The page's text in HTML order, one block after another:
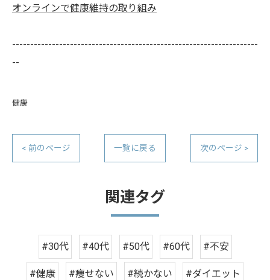
オンラインで健康維持の取り組み
--------------------------------------------------------------------
--
健康
< 前のページ 一覧に戻る 次のページ >
関連タグ
#30代 #40代 #50代 #60代 #不安
#健康 #痩せない #続かない #ダイエット